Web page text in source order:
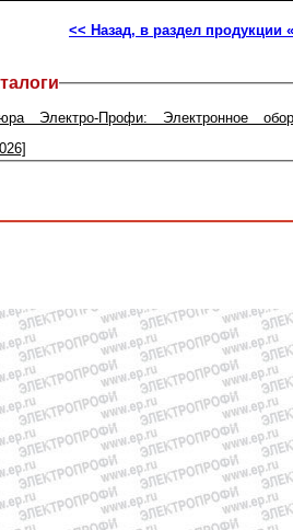
<< Назад, в раздел продукции
Электро-Профи: Электронное